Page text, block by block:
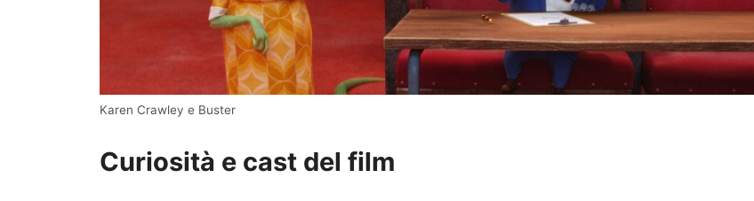
Karen Crawley e Buster
Curiosità e cast del film